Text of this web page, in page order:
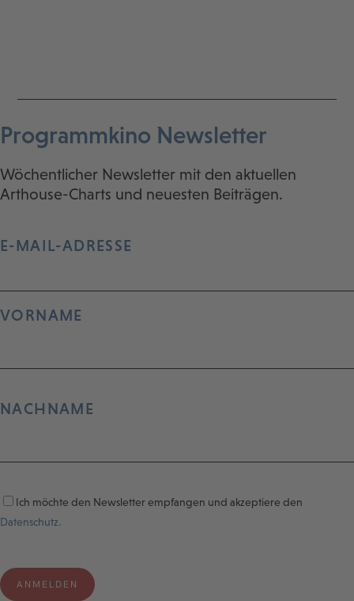
Programmkino Newsletter
Wöchentlicher Newsletter mit den aktuellen
Arthouse-Charts und neuesten Beiträgen.
E-MAIL-ADRESSE
VORNAME
NACHNAME
Ich möchte den Newsletter empfangen und akzeptiere den
Datenschutz.